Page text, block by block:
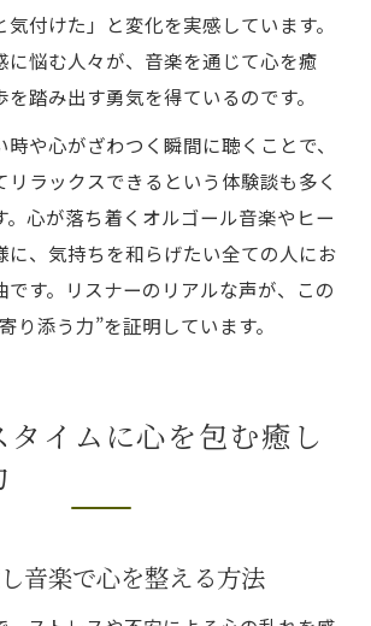
付けた」と変化を実感しています。
に悩む人々が、音楽を通じて心を癒
踏み出す勇気を得ているのです。
や心がざわつく瞬間に聴くことで、
ラックスできるという体験談も多く
。心が落ち着くオルゴール音楽やヒー
に、気持ちを和らげたい全ての人にお
です。リスナーのリアルな声が、この
り添う力”を証明しています。
タイムに心を包む癒し
音楽で心を整える方法